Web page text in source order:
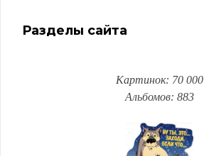
Разделы сайта
Картинок: 70 000
Альбомов: 883